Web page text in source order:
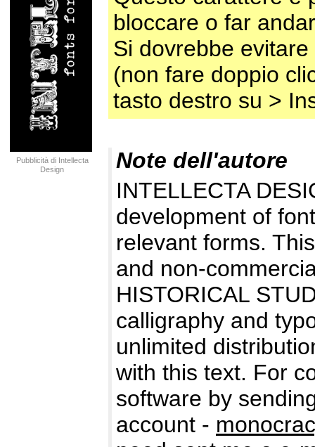
Pubblicità di Intellecta
Design
bloccare o far
Si dovrebbe
(non fare doppio
tasto destro su >
Note dell'autore
INTELLECTA
development of
relevant forms.
and non-
HISTORICAL
calligraphy and
unlimited
with this text. For
software by
account -